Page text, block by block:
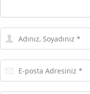
Adınız,
Soyadınız
E-
posta